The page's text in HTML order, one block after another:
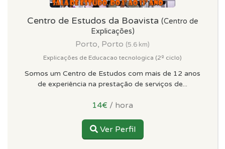
Centro de Estudos da Boavista (Centro de
Explicações)
Porto, Porto (5.6 km)
Explicações de Educacao tecnologica (2º ciclo)
Somos um Centro de Estudos com mais de 12 anos
de experiência na prestação de serviços de...
14€ / hora
Ver Perfil